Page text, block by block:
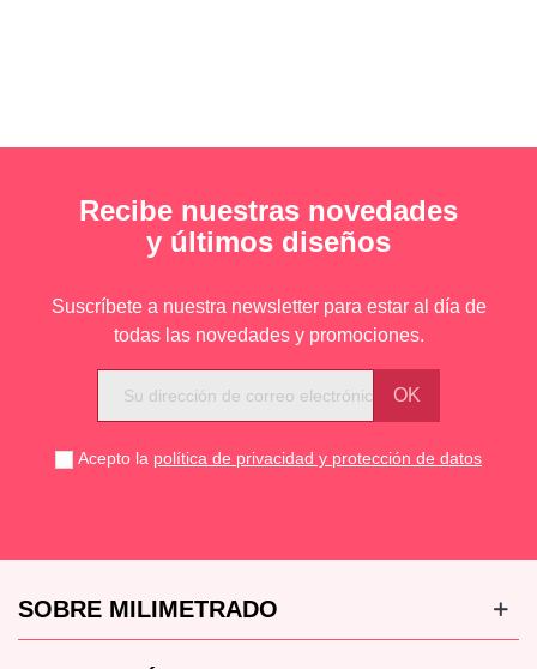
Recibe nuestras novedades
y últimos diseños
Suscríbete a nuestra newsletter para estar al día de
todas las novedades y promociones.
Acepto la política de privacidad y protección de datos
SOBRE MILIMETRADO